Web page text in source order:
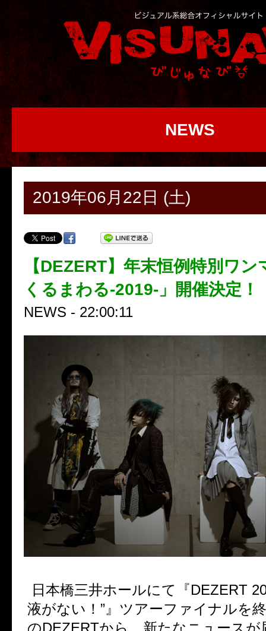
NEWS
2019年06月22日 (土)
【DEZERT】年末恒例特別ワ
くるまわる-2019-」開催決定！
NEWS - 22:00:11
日本橋三井ホールにて『DEZERT
液がない！”』 ツアーファイナルを